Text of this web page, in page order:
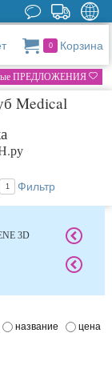
0 Корзина
ПРЕДЛОЖЕНИЯ
Medical
1 Фильтр
3D
название цена